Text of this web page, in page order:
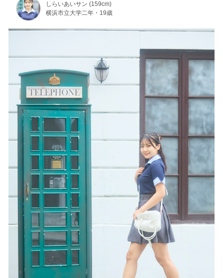
しらいあいサン (159cm)
横浜市立大学二年・19歳